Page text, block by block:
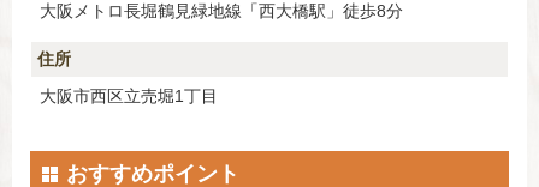
大阪メトロ長堀鶴見緑地線「西大橋駅」徒歩8分
住所
大阪市西区立売堀1丁目
おすすめポイント